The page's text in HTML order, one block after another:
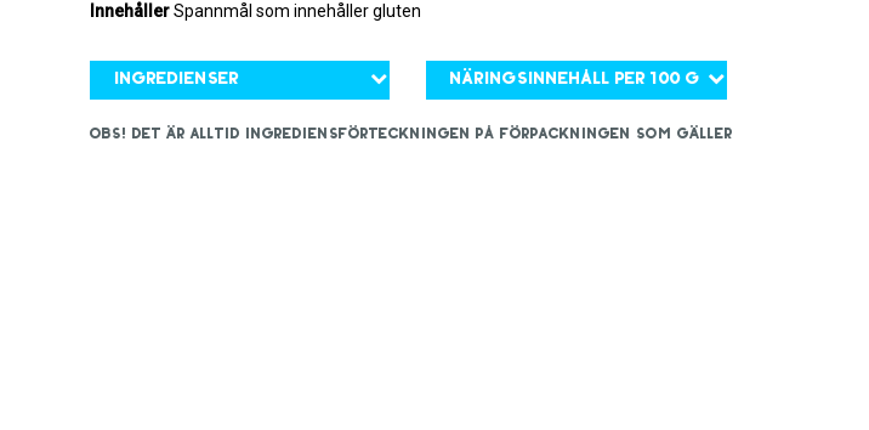
InnehållerSpannmål som innehåller gluten
Ingredienser Näringsinnehåll per 100 g
OBS! Det är alltid ingrediensförteckningen på förpackningen som gäller